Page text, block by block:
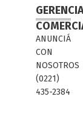
ANUNCIÁ
CON
NOSOTROS
(0221)
435-2384